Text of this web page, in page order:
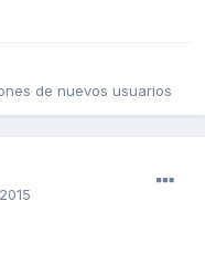
de nuevos usuarios